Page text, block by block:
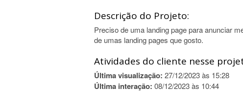
Descrição do Projeto:
Preciso de uma landing page para anunciar
de umas landing pages que gosto.
Atividades do cliente nesse
Última visualização: 27/12/2023 às 15:28
Última interação: 08/12/2023 às 10:44